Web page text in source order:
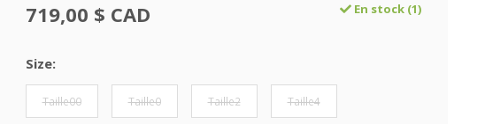
719,00 $ CAD En stock (1)
Size:
Taille00 Taille0 Taille2 Taille4